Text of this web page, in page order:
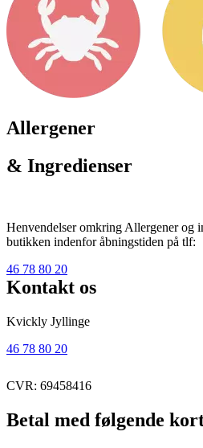
Allergener
& Ingredienser
Henvendelser omkring Allergener og
butikken indenfor åbningstiden på tlf:
46 78 80 20
Kontakt os
Kvickly Jyllinge
46 78 80 20
CVR: 69458416
Betal med følgende